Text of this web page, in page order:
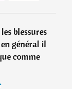
blessures
général il
comme